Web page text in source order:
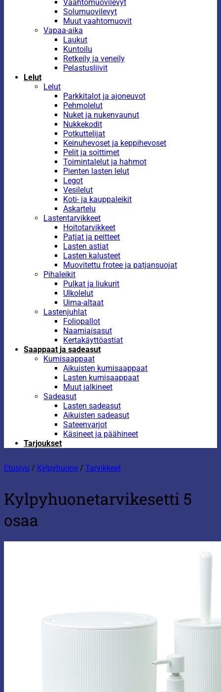
Vaahtomuovilevyt
Solumuovilevyt
Muut vaahtomuovit
Vapaa-aika
Laukut
Kuntoilu
Retkeily ja veneily
Pelastusliivit
Lelut
Lelut
Parkkitalot ja ajoneuvot
Pehmolelut
Nuket ja nukenvaunut
Nukkekodit
Potkuttelijat
Keinuhevoset ja keppihevoset
Pelit ja soittimet
Toimintalelut ja hahmot
Pienten lasten lelut
Legot
Vesilelut
Koti- ja kauppaleikit
Askartelu
Lastentarvikkeet
Hoitotarvikkeet
Patjat ja peitteet
Lasten astiat
Lasten kalusteet
Muovitettu frotee ja patjansuojat
Pihaleikit
Pulkat ja liukurit
Ulkolelut
Uima-altaat
Lastenjuhlat
Foliopallot
Naamiaisasut
Kertakäyttöastiat
Saappaat ja sadeasut
Kumisaappaat
Aikuisten kumisaappaat
Lasten kumisaappaat
Muut jalkineet
Sadeasut
Lasten sadeasut
Aikuisten sadeasut
Sateenvarjot
Käsineet ja päähineet
Tarjoukset
Etusivu / Kylpyhuone / Tarvikkeet
Kylpyhuonetarvikesetti 5
osaa